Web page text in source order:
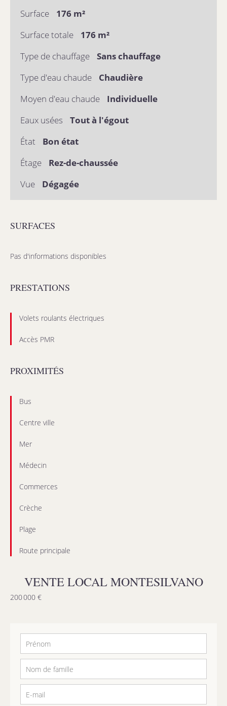
Surface
176 m²
Surface totale
176 m²
Type de chauffage
Sans chauffage
Type d'eau chaude
Chaudière
Moyen d'eau chaude
Individuelle
Eaux usées
Tout à l'égout
État
Bon état
Étage
Rez-de-chaussée
Vue
Dégagée
SURFACES
Pas d'informations disponibles
PRESTATIONS
Volets roulants électriques
Accès PMR
PROXIMITÉS
Bus
Centre ville
Mer
Médecin
Commerces
Crèche
Plage
Route principale
VENTE LOCAL MONTESILVANO
200 000 €